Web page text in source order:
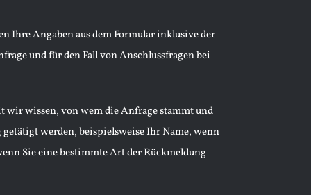
Ihre Angaben aus dem Formular inklusive der
und für den Fall von Anschlussfragen bei
wir wissen, von wem die Anfrage stammt und
werden, beispielsweise Ihr Name, wenn
Sie eine bestimmte Art der Rückmeldung